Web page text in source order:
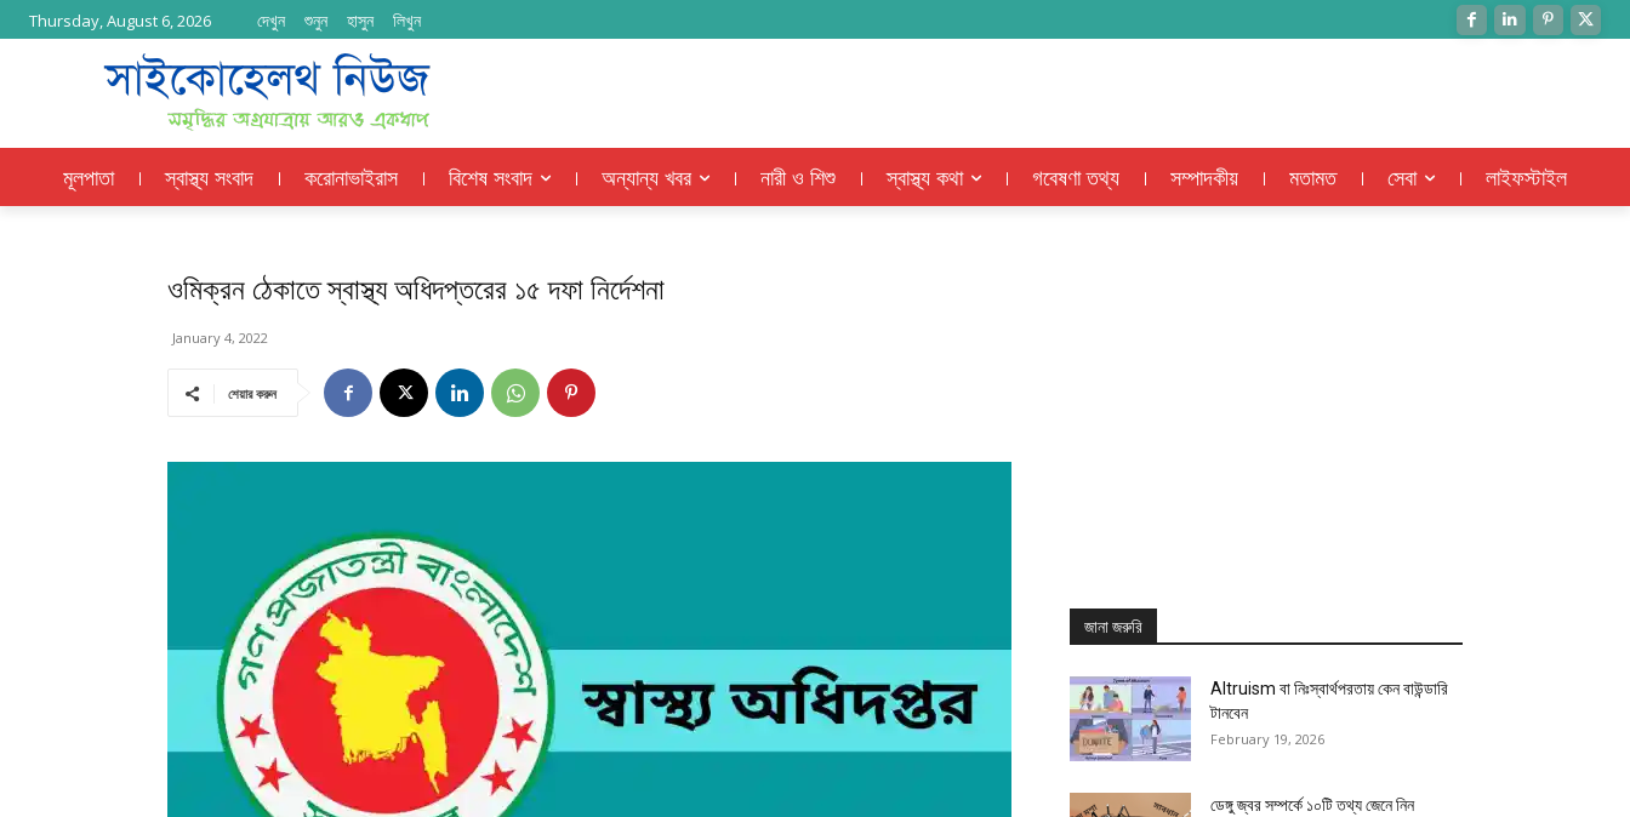
Thursday, August 6, 2026 দেখুন শুনুন হাসুন লিখুন
মূলপাতা স্বাস্থ্য সংবাদ করোনাভাইরাস বিশেষ সংবাদ অন্যান্য খবর নারী ও শিশু স্বাস্থ্য কথা গবেষণা তথ্য সম্পাদকীয় মতামত সেবা লাইফস্টাইল
ওমিক্রন ঠেকাতে স্বাস্থ্য অধিদপ্তরের ১৫ দফা নির্দেশনা
January 4, 2022
শেয়ার করুন
জানা জরুরি
Altruism বা নিঃস্বার্থপরতায় কেন বাউন্ডারি
টানবেন
February 19, 2026
ডেঙ্গু জ্বর সম্পর্কে ১০টি তথ্য জেনে নিন